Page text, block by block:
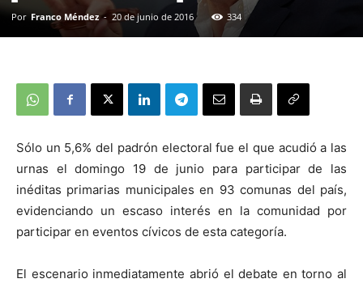
Por Franco Méndez - 20 de junio de 2016 334
Sólo un 5,6% del padrón electoral fue el que acudió a las
urnas el domingo 19 de junio para participar de las
inéditas primarias municipales en 93 comunas del país,
evidenciando un escaso interés en la comunidad por
participar en eventos cívicos de esta categoría.
El escenario inmediatamente abrió el debate en torno al